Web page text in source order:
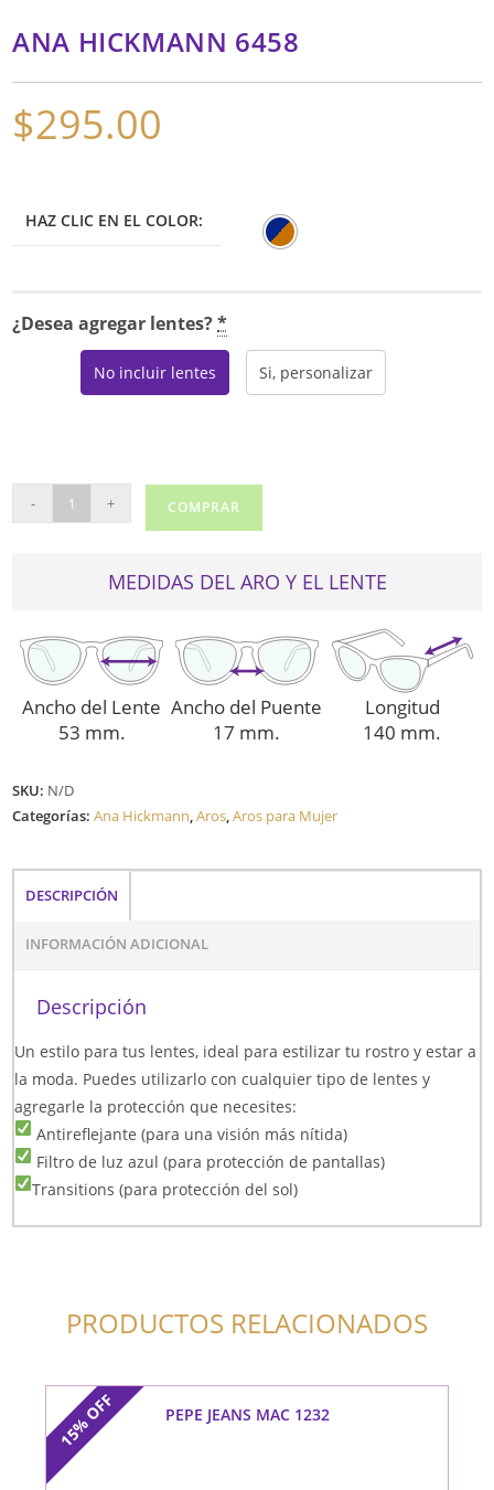
ANA HICKMANN 6458
$295.00
HAZ CLIC EN EL COLOR:
¿Desea agregar lentes?*
No incluir lentes Si, personalizar
HICKMANN
- + COMPRAR
MEDIDAS DEL ARO Y EL LENTE
Ancho del Lente
53 mm.
Ancho del Puente
17 mm.
Longitud
140 mm.
SKU: N/D
Categorías:Ana Hickmann,Aros,Aros para Mujer
DESCRIPCIÓN
INFORMACIÓN ADICIONAL
Descripción
Un estilo para tus lentes, ideal para estilizar tu rostro y estar a
la moda. Puedes utilizarlo con cualquier tipo de lentes y
agregarle la protección que necesites:
Antireflejante (para una visión más nítida)
Filtro de luz azul (para protección de pantallas)
Transitions (para protección del sol)
PRODUCTOS RELACIONADOS
15%
OFF PEPE JEANS MAC 1232